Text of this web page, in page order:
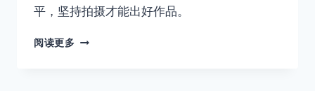
平，坚持拍摄才能出好作品。
阅读更多